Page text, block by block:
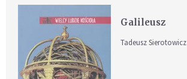
Galileusz
Tadeusz Sierotowicz